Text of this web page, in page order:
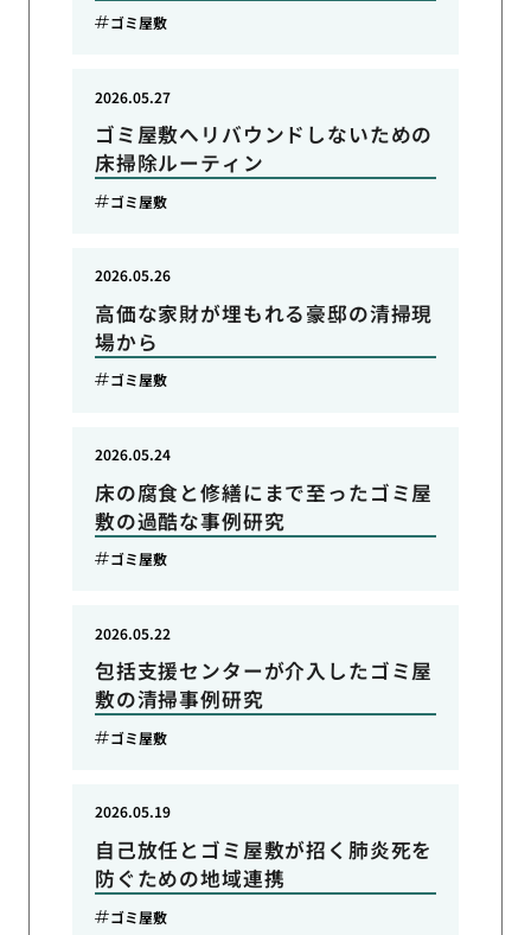
ゴミ屋敷
ゴミ屋敷へリバウンドしないための
床掃除ルーティン
2026.05.27
ゴミ屋敷
高価な家財が埋もれる豪邸の清掃現
場から
2026.05.26
ゴミ屋敷
床の腐食と修繕にまで至ったゴミ屋
敷の過酷な事例研究
2026.05.24
ゴミ屋敷
包括支援センターが介入したゴミ屋
敷の清掃事例研究
2026.05.22
ゴミ屋敷
自己放任とゴミ屋敷が招く肺炎死を
防ぐための地域連携
2026.05.19
ゴミ屋敷